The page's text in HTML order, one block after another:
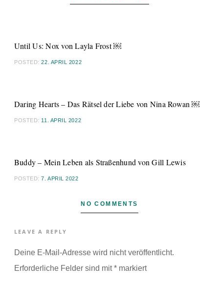
Until Us: Nox von Layla Frost ￼
POSTED:22. APRIL 2022
Daring Hearts – Das Rätsel der Liebe von Nina Rowan ￼
POSTED: 11. APRIL 2022
Buddy – Mein Leben als Straßenhund von Gill Lewis
POSTED:7. APRIL 2022
NO COMMENTS
LEAVE A REPLY
Deine E-Mail-Adresse wird nicht veröffentlicht.
Erforderliche Felder sind mit* markiert